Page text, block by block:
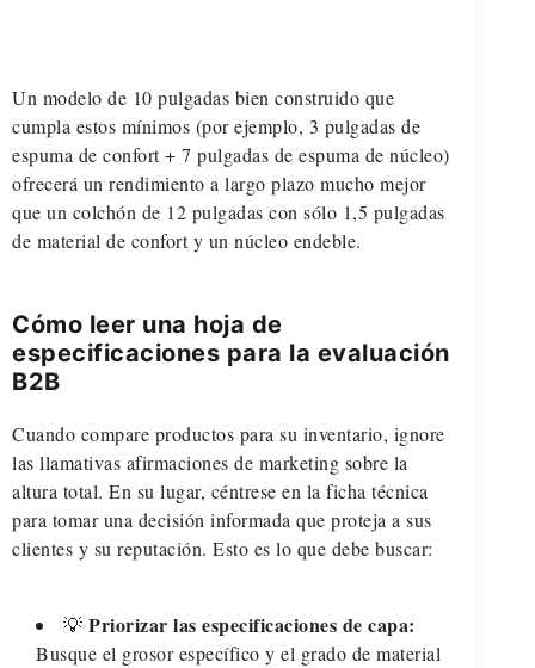
Un modelo de 10 pulgadas bien construido que
cumpla estos mínimos (por ejemplo, 3 pulgadas de
espuma de confort + 7 pulgadas de espuma de núcleo)
ofrecerá un rendimiento a largo plazo mucho mejor
que un colchón de 12 pulgadas con sólo 1,5 pulgadas
de material de confort y un núcleo endeble.
Cómo leer una hoja de
especificaciones para la evaluación
B2B
Cuando compare productos para su inventario, ignore
las llamativas afirmaciones de marketing sobre la
altura total. En su lugar, céntrese en la ficha técnica
para tomar una decisión informada que proteja a sus
clientes y su reputación. Esto es lo que debe buscar:
💡 Priorizar las especificaciones de capa:
Busque el grosor específico y el grado de material